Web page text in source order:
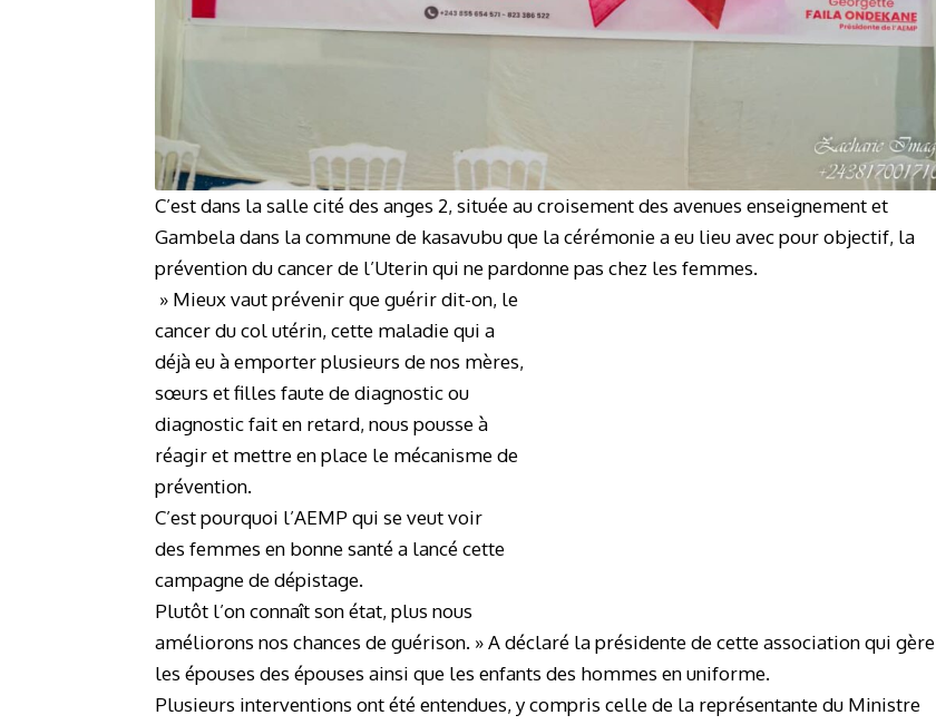
C’est dans la salle cité des anges 2, située au croisement des avenues enseignement et
Gambela dans la commune de kasavubu que la cérémonie a eu lieu avec pour objectif, la
prévention du cancer de l’Uterin qui ne pardonne pas chez les femmes.
» Mieux vaut prévenir que guérir dit-on, le
cancer du col utérin, cette maladie qui a
déjà eu à emporter plusieurs de nos mères,
sœurs et filles faute de diagnostic ou
diagnostic fait en retard, nous pousse à
réagir et mettre en place le mécanisme de
prévention.
C’est pourquoi l’AEMP qui se veut voir
des femmes en bonne santé a lancé cette
campagne de dépistage.
Plutôt l’on connaît son état, plus nous
améliorons nos chances de guérison. » A déclaré la présidente de cette association qui gère
les épouses des épouses ainsi que les enfants des hommes en uniforme.
Plusieurs interventions ont été entendues, y compris celle de la représentante du Ministre